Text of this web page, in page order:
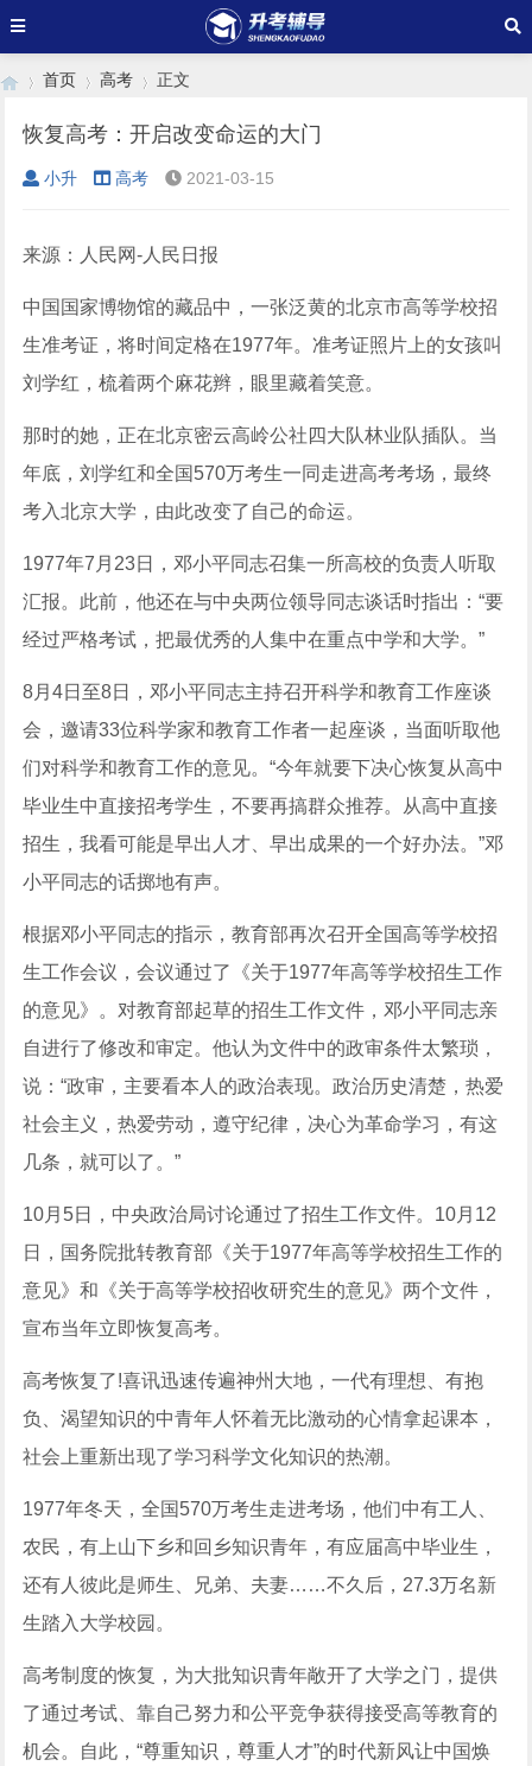
›
首页
›
高考
›
正文
恢复高考：开启改变命运的大门
小升 高考 2021-03-15
来源：人民网-人民日报
中国国家博物馆的藏品中，一张泛黄的北京市高等学校招
生准考证，将时间定格在1977年。准考证照片上的女孩叫
刘学红，梳着两个麻花辫，眼里藏着笑意。
那时的她，正在北京密云高岭公社四大队林业队插队。当
年底，刘学红和全国570万考生一同走进高考考场，最终
考入北京大学，由此改变了自己的命运。
1977年7月23日，邓小平同志召集一所高校的负责人听取
汇报。此前，他还在与中央两位领导同志谈话时指出：“要
经过严格考试，把最优秀的人集中在重点中学和大学。”
8月4日至8日，邓小平同志主持召开科学和教育工作座谈
会，邀请33位科学家和教育工作者一起座谈，当面听取他
们对科学和教育工作的意见。“今年就要下决心恢复从高中
毕业生中直接招考学生，不要再搞群众推荐。从高中直接
招生，我看可能是早出人才、早出成果的一个好办法。”邓
小平同志的话掷地有声。
根据邓小平同志的指示，教育部再次召开全国高等学校招
生工作会议，会议通过了《关于1977年高等学校招生工作
的意见》。对教育部起草的招生工作文件，邓小平同志亲
自进行了修改和审定。他认为文件中的政审条件太繁琐，
说：“政审，主要看本人的政治表现。政治历史清楚，热爱
社会主义，热爱劳动，遵守纪律，决心为革命学习，有这
几条，就可以了。”
10月5日，中央政治局讨论通过了招生工作文件。10月12
日，国务院批转教育部《关于1977年高等学校招生工作的
意见》和《关于高等学校招收研究生的意见》两个文件，
宣布当年立即恢复高考。
高考恢复了!喜讯迅速传遍神州大地，一代有理想、有抱
负、渴望知识的中青年人怀着无比激动的心情拿起课本，
社会上重新出现了学习科学文化知识的热潮。
1977年冬天，全国570万考生走进考场，他们中有工人、
农民，有上山下乡和回乡知识青年，有应届高中毕业生，
还有人彼此是师生、兄弟、夫妻……不久后，27.3万名新
生踏入大学校园。
高考制度的恢复，为大批知识青年敞开了大学之门，提供
了通过考试、靠自己努力和公平竞争获得接受高等教育的
机会。自此，“尊重知识，尊重人才”的时代新风让中国焕